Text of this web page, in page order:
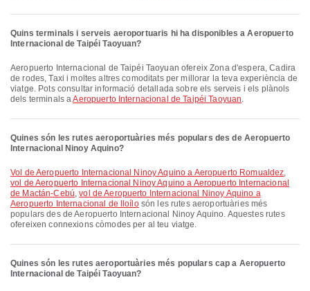
Quins terminals i serveis aeroportuaris hi ha disponibles a Aeropuerto
Internacional de Taipéi Taoyuan?
Aeropuerto Internacional de Taipéi Taoyuan ofereix Zona d'espera, Cadira
de rodes, Taxi i moltes altres comoditats per millorar la teva experiència de
viatge. Pots consultar informació detallada sobre els serveis i els plànols
dels terminals aAeropuerto Internacional de Taipéi Taoyuan.
Quines són les rutes aeroportuàries més populars des de Aeropuerto
Internacional Ninoy Aquino?
vol de Aeropuerto Internacional Ninoy Aquino a Aeropuerto Romualdez,
vol de Aeropuerto Internacional Ninoy Aquino a Aeropuerto Internacional
de Mactán-Cebú,vol de Aeropuerto Internacional Ninoy Aquino a
Aeropuerto Internacional de Iloílosón les rutes aeroportuàries més
populars des de Aeropuerto Internacional Ninoy Aquino. Aquestes rutes
ofereixen connexions còmodes per al teu viatge.
Quines són les rutes aeroportuàries més populars cap a Aeropuerto
Internacional de Taipéi Taoyuan?